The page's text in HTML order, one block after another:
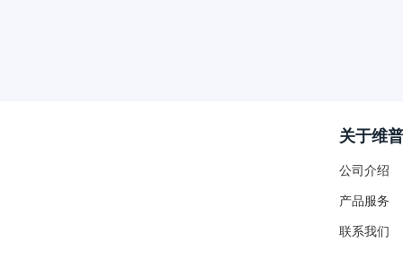
关于维普
公司介绍
产品服务
联系我们